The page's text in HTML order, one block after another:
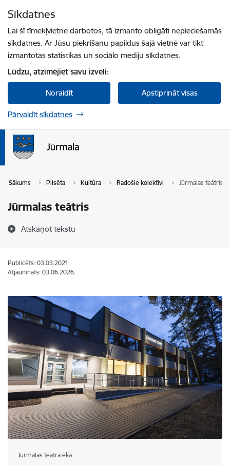
Sīkdatnes
Lai šī tīmekļvietne darbotos, tā izmanto obligāti nepieciešamās
sīkdatnes. Ar Jūsu piekrišanu papildus šajā vietnē var tikt
izmantotas statistikas un sociālo mediju sīkdatnes.
Lūdzu, atzīmējiet savu izvēli:
Noraidīt Apstiprināt visas
Pārvaldīt sīkdatnes
Sākums Pilsēta Kultūra Radošie kolektīvi Jūrmalas teātris
Jūrmalas teātris
Atskaņot tekstu
Publicēts: 03.03.2021.
Atjaunināts: 03.06.2026.
Jūrmalas teātra ēka